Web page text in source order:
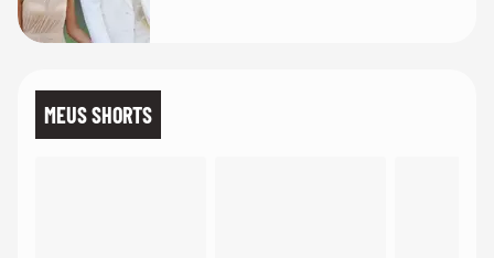
MEUS SHORTS